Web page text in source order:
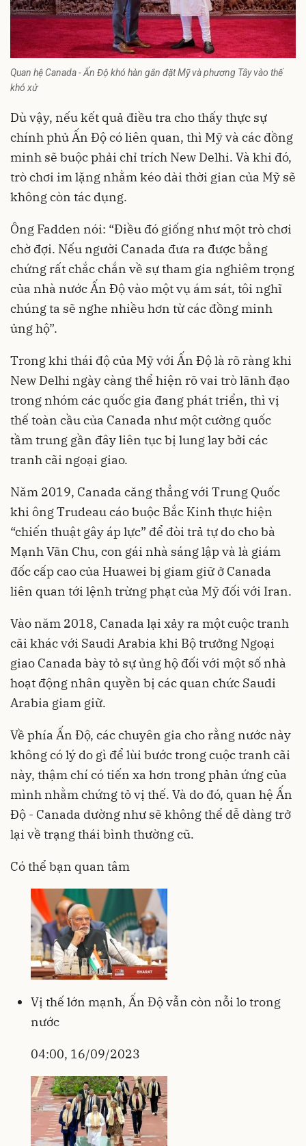
Quan hệ Canada - Ấn Độ khó hàn gắn đặt Mỹ và phương Tây vào thế
khó xử
Dù vậy, nếu kết quả điều tra cho thấy thực sự
chính phủ Ấn Độ có liên quan, thì Mỹ và các đồng
minh sẽ buộc phải chỉ trích New Delhi. Và khi đó,
trò chơi im lặng nhằm kéo dài thời gian của Mỹ sẽ
không còn tác dụng.
Ông Fadden nói: “Điều đó giống như một trò chơi
chờ đợi. Nếu người Canada đưa ra được bằng
chứng rất chắc chắn về sự tham gia nghiêm trọng
của nhà nước Ấn Độ vào một vụ ám sát, tôi nghĩ
chúng ta sẽ nghe nhiều hơn từ các đồng minh
ủng hộ”.
Trong khi thái độ của Mỹ với Ấn Độ là rõ ràng khi
New Delhi ngày càng thể hiện rõ vai trò lãnh đạo
trong nhóm các quốc gia đang phát triển, thì vị
thế toàn cầu của Canada như một cường quốc
tầm trung gần đây liên tục bị lung lay bởi các
tranh cãi ngoại giao.
Năm 2019, Canada căng thẳng với Trung Quốc
khi ông Trudeau cáo buộc Bắc Kinh thực hiện
“chiến thuật gây áp lực” để đòi trả tự do cho bà
Mạnh Vãn Chu, con gái nhà sáng lập và là giám
đốc cấp cao của Huawei bị giam giữ ở Canada
liên quan tới lệnh trừng phạt của Mỹ đối với Iran.
Vào năm 2018, Canada lại xảy ra một cuộc tranh
cãi khác với Saudi Arabia khi Bộ trưởng Ngoại
giao Canada bày tỏ sự ủng hộ đối với một số nhà
hoạt động nhân quyền bị các quan chức Saudi
Arabia giam giữ.
Về phía Ấn Độ, các chuyên gia cho rằng nước này
không có lý do gì để lùi bước trong cuộc tranh cãi
này, thậm chí có tiến xa hơn trong phản ứng của
mình nhằm chứng tỏ vị thế. Và do đó, quan hệ Ấn
Độ - Canada dường như sẽ không thể dễ dàng trở
lại về trạng thái bình thường cũ.
Có thể bạn quan tâm
Vị thế lớn mạnh, Ấn Độ vẫn còn nỗi lo trong
nước
04:00, 16/09/2023